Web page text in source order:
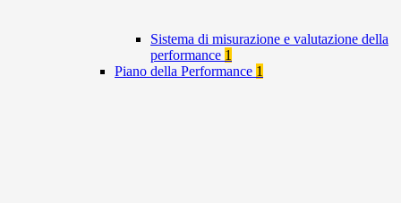
Sistema di misurazione e valutazione della
performance 1
Piano della Performance 1